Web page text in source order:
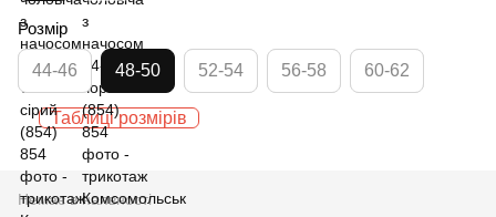
Розмір
44-46 48-50 52-54 56-58 60-62
Таблиці розмірів
Немає в наявності